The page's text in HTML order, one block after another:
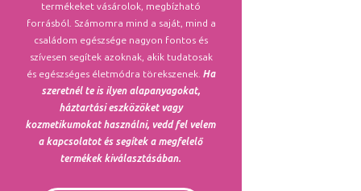
termékeket vásárolok, megbízható
forrásból. Számomra mind a saját, mind a
családom egészsége nagyon fontos és
szívesen segítek azoknak, akik tudatosak
és egészséges életmódra törekszenek. Ha
szeretnél te is ilyen alapanyagokat,
háztartási eszközöket vagy
kozmetikumokat használni, vedd fel velem
a kapcsolatot és segítek a megfelelő
termékek kiválasztásában.